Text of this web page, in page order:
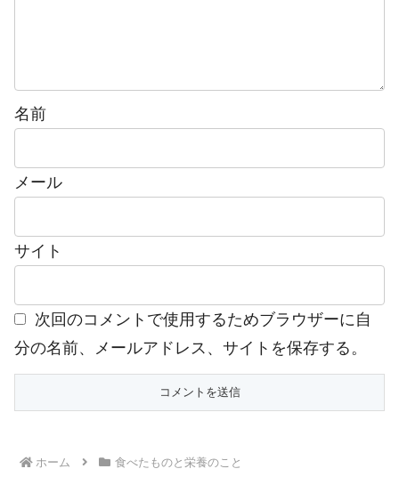
名前
メール
サイト
次回のコメントで使用するためブラウザーに自
分の名前、メールアドレス、サイトを保存する。
ホーム 食べたものと栄養のこと